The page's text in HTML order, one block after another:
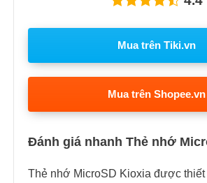
Mua trên Tiki.vn
Mua trên Shopee.vn
Đánh giá nhanh Thẻ nhớ
Thẻ nhớ MicroSD Kioxia được thiết